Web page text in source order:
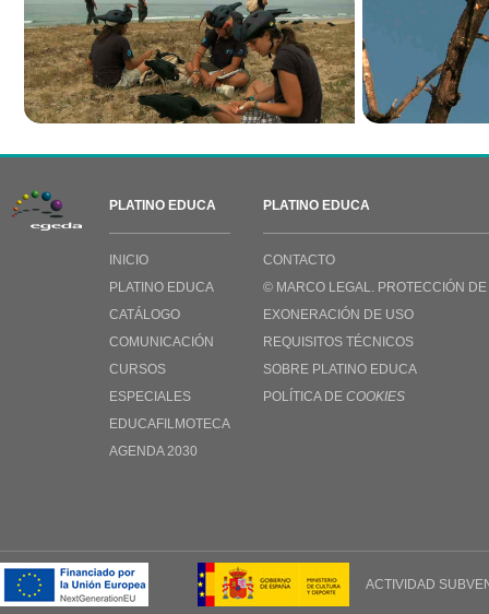
PLATINO EDUCA
INICIO
PLATINO EDUCA
CATÁLOGO
COMUNICACIÓN
CURSOS
ESPECIALES
EDUCAFILMOTECA
AGENDA 2030
PLATINO EDUCA
CONTACTO
© MARCO LEGAL. PROTECCIÓN DE
EXONERACIÓN DE USO
REQUISITOS TÉCNICOS
SOBRE PLATINO EDUCA
POLÍTICA DE COOKIES
ACTIVIDAD